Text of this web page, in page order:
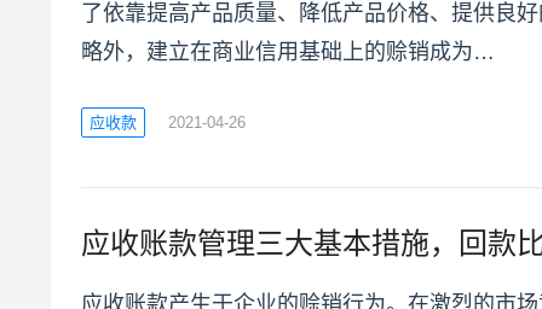
了依靠提高产品质量、降低产品价格、提供良
略外，建立在商业信用基础上的赊销成为…
应收款 2021-04-26
应收账款管理三大基本措施，回款
应收账款产生于企业的赊销行为。在激烈的市